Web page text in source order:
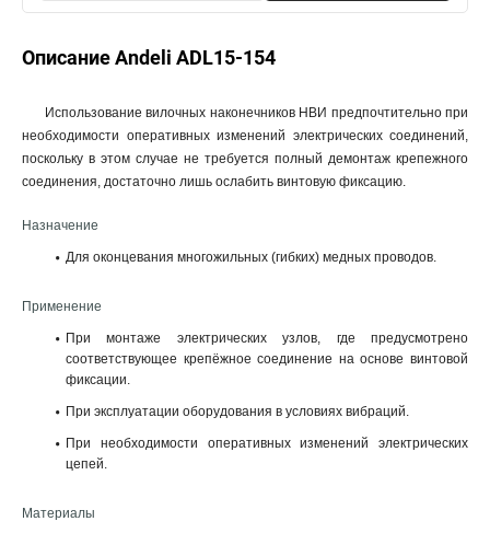
Описание Andeli ADL15-154
Использование вилочных наконечников НВИ предпочтительно при
необходимости оперативных изменений электрических соединений,
поскольку в этом случае не требуется полный демонтаж крепежного
соединения, достаточно лишь ослабить винтовую фиксацию.
Назначение
Для оконцевания многожильных (гибких) медных проводов.
Применение
При монтаже электрических узлов, где предусмотрено
соответствующее крепёжное соединение на основе винтовой
фиксации.
При эксплуатации оборудования в условиях вибраций.
При необходимости оперативных изменений электрических
цепей.
Материалы